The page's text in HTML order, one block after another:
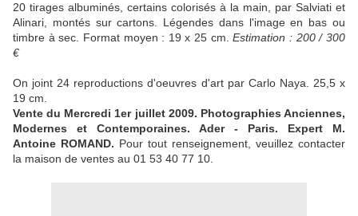
20 tirages albuminés, certains colorisés à la main, par Salviati et
Alinari, montés sur cartons. Légendes dans l'image en bas ou
timbre à sec. Format moyen : 19 x 25 cm.Estimation : 200 / 300
€
On joint 24 reproductions d'oeuvres d'art par Carlo Naya. 25,5 x
19 cm.
Vente du Mercredi 1er juillet 2009. Photographies Anciennes,
Modernes et Contemporaines. Ader - Paris. Expert M.
Antoine ROMAND. Pour tout renseignement, veuillez contacter
la maison de ventes au 01 53 40 77 10.